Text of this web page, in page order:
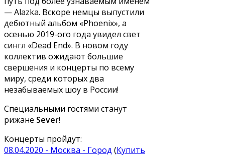
— Alazka. Вскоре немцы выпустили
дебютный альбом «Phoenix», а
осенью 2019-ого года увидел свет
сингл «Dead End». В новом году
коллектив ожидают большие
свершения и концерты по всему
миру, среди которых два
незабываемых шоу в России!
Специальными гостями станут
рижане Sever!
Концерты пройдут:
08.04.2020 - Москва - Город (Купить